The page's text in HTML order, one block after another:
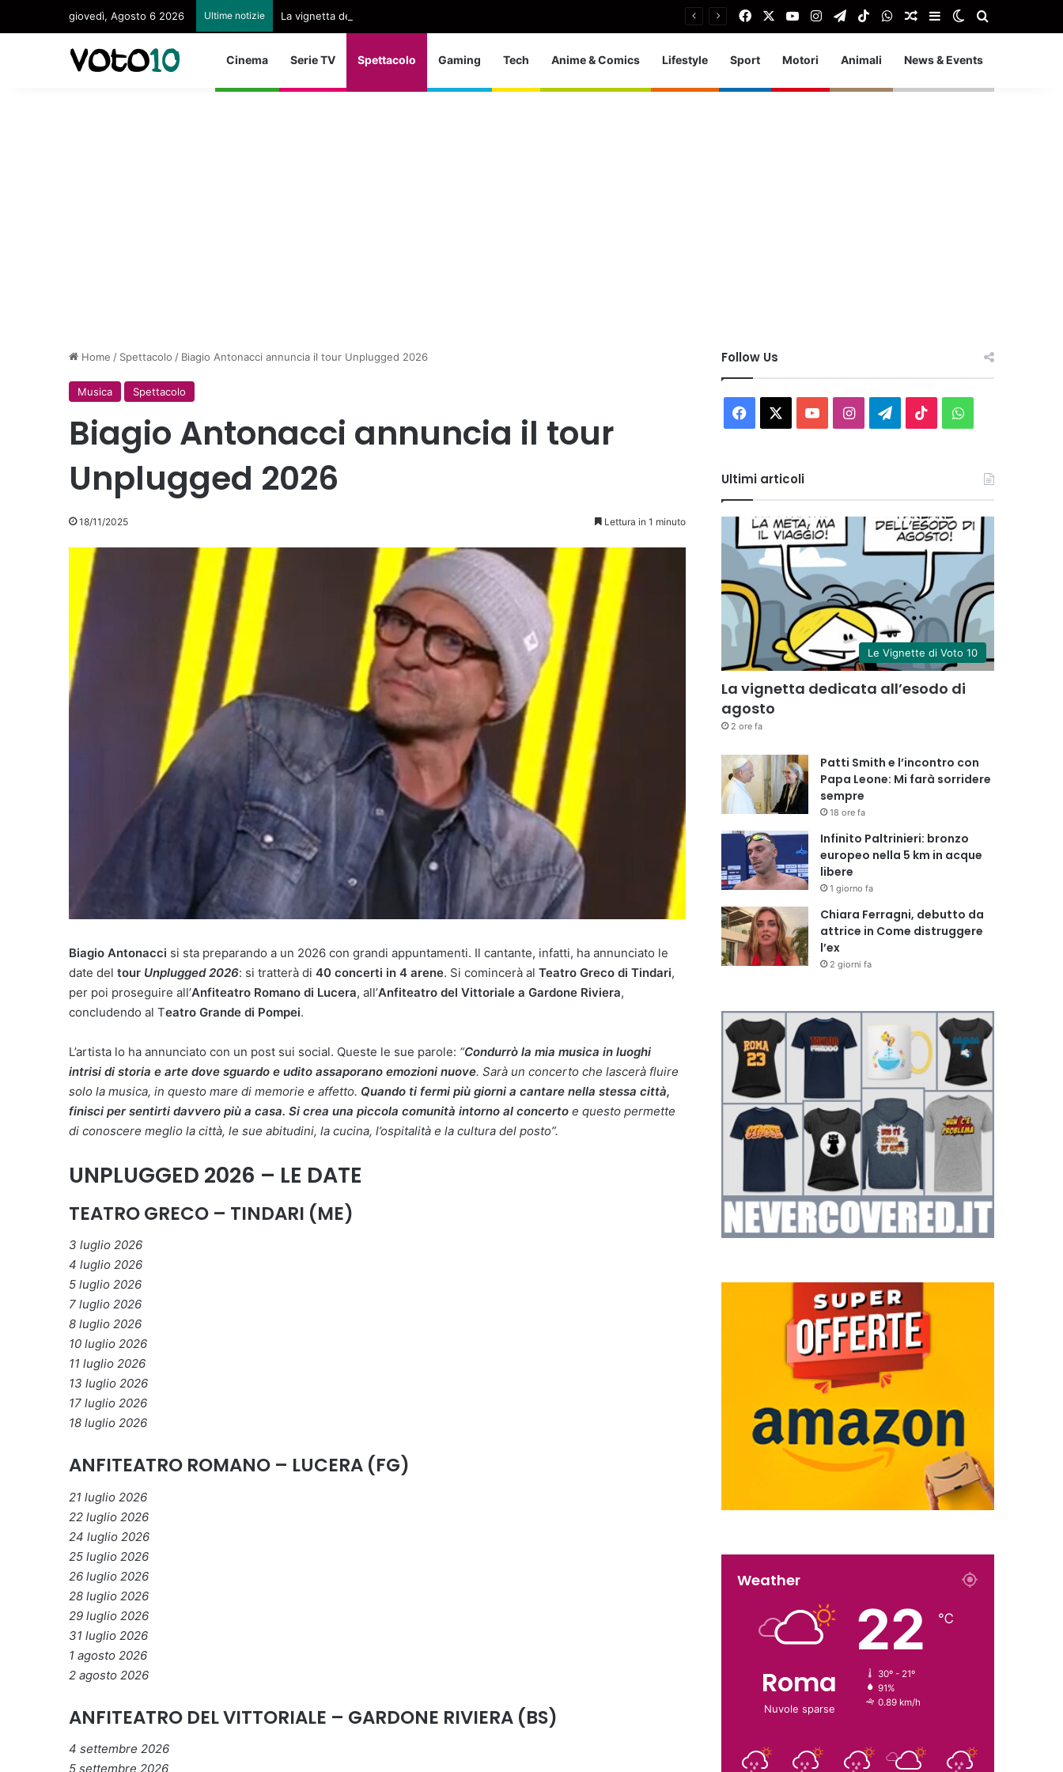
giovedì, Agosto 6 2026 Ultime notizie La vignetta dedicata all’esodo di agosto FacebookYou TubeInstagram
TelegramTikTokWhatsApp
Articolo Random
Barra laterale
Cambia aspetto
Cinema Serie TV Spettacolo Gaming Tech Anime & Comics Lifestyle Sport Motori Animali News & Events
Home / Spettacolo / Biagio Antonacci annuncia il tour Unplugged 2026
Musica Spettacolo
Biagio Antonacci annuncia il tour
Unplugged 2026
18/11/2025 Lettura in 1 minuto
Biagio Antonacci si sta preparando a un 2026 con grandi appuntamenti. Il cantante, infatti, ha annunciato le
date del tour Unplugged 2026: si tratterà di 40 concerti in 4 arene. Si comincerà al Teatro Greco di Tindari,
per poi proseguire all’Anfiteatro Romano di Lucera, all’Anfiteatro del Vittoriale a Gardone Riviera,
concludendo al Teatro Grande di Pompei.
L’artista lo ha annunciato con un post sui social. Queste le sue parole: “Condurrò la mia musica in luoghi
intrisi di storia e arte dove sguardo e udito assaporano emozioni nuove. Sarà un concerto che lascerà fluire
solo la musica, in questo mare di memorie e affetto. Quando ti fermi più giorni a cantare nella stessa città,
finisci per sentirti davvero più a casa. Si crea una piccola comunità intorno al concerto e questo permette
di conoscere meglio la città, le sue abitudini, la cucina, l’ospitalità e la cultura del posto”.
UNPLUGGED 2026 – LE DATE
TEATRO GRECO – TINDARI (ME)
3 luglio 2026
4 luglio 2026
5 luglio 2026
7 luglio 2026
8 luglio 2026
10 luglio 2026
11 luglio 2026
13 luglio 2026
17 luglio 2026
18 luglio 2026
ANFITEATRO ROMANO – LUCERA (FG)
21 luglio 2026
22 luglio 2026
24 luglio 2026
25 luglio 2026
26 luglio 2026
28 luglio 2026
29 luglio 2026
31 luglio 2026
1 agosto 2026
2 agosto 2026
ANFITEATRO DEL VITTORIALE – GARDONE RIVIERA (BS)
4 settembre 2026
5 settembre 2026
Follow Us
Facebook You InstagramTelegram
TikTokWhatsApp
Ultimi articoli
Le Vignette di Voto 10
La vignetta dedicata all’esodo di
agosto
2 ore fa
Patti Smith e l’incontro con
Papa Leone: Mi farà sorridere
sempre
18 ore fa
Infinito Paltrinieri: bronzo
europeo nella 5 km in acque
libere
1 giorno fa
Chiara Ferragni, debutto da
attrice in Come distruggere
l’ex
2 giorni fa
Weather
Roma
Nuvole sparse
22 ℃
30º - 21º
91%
0.89 km/h